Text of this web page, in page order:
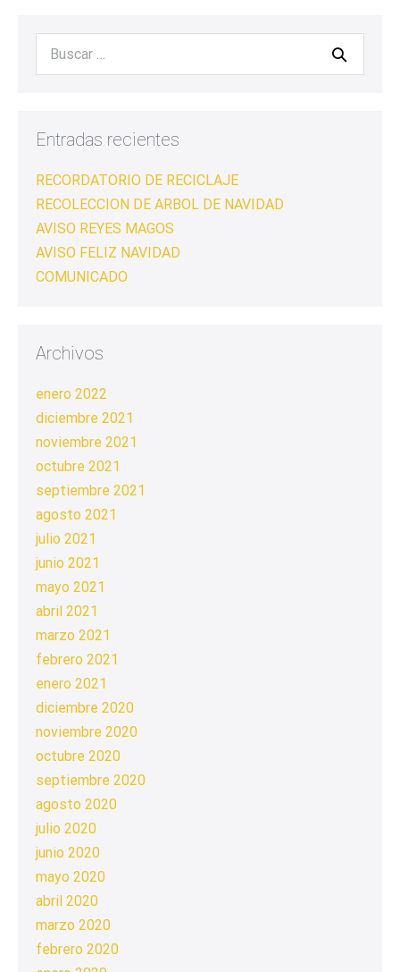
Entradas recientes
RECORDATORIO DE RECICLAJE
RECOLECCION DE ARBOL DE NAVIDAD
AVISO REYES MAGOS
AVISO FELIZ NAVIDAD
COMUNICADO
Archivos
enero 2022
diciembre 2021
noviembre 2021
octubre 2021
septiembre 2021
agosto 2021
julio 2021
junio 2021
mayo 2021
abril 2021
marzo 2021
febrero 2021
enero 2021
diciembre 2020
noviembre 2020
octubre 2020
septiembre 2020
agosto 2020
julio 2020
junio 2020
mayo 2020
abril 2020
marzo 2020
febrero 2020